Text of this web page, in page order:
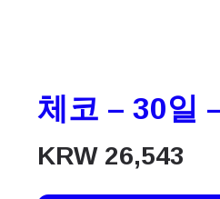
체코 – 30일
KRW26,543